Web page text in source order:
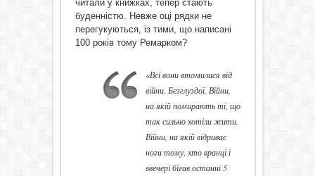
читали у книжках, тепер стають
буденністю. Невже оці рядки не
перегукуються, із тими, що написані
100 років тому Ремарком?
«Всі вони втомилися від
війни. Безглуздої. Війни,
на якій помирають ті, що
так сильно хотіли жити.
Війни, на якій відриває
ноги тому, хто вранці і
ввечері бігав останні 5